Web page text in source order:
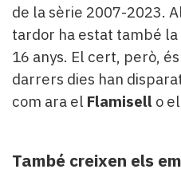
de la sèrie 2007-2023.
tardor ha estat també la
16 anys. El cert, però,
darrers dies han
com ara el Flamisell o
També creixen els